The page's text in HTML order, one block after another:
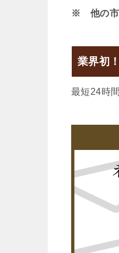
※ 他の市
業界初
最短24時